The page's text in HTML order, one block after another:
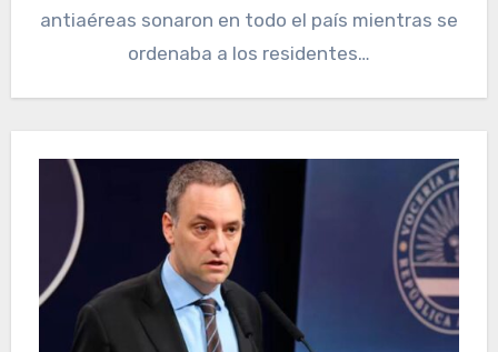
antiaéreas sonaron en todo el país mientras se
ordenaba a los residentes…